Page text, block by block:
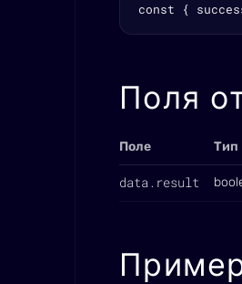
const {
Поля
Поле Тип
data.result